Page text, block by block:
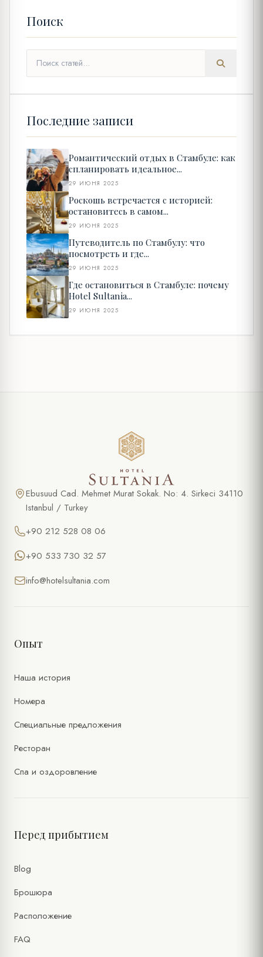
Поиск
Последние записи
Романтический отдых в Стамбуле: как
спланировать идеальное...
29 ИЮНЯ 2025
Роскошь встречается с историей:
остановитесь в самом...
29 ИЮНЯ 2025
Путеводитель по Стамбулу: что
посмотреть и где...
29 ИЮНЯ 2025
Где остановиться в Стамбуле: почему
Hotel Sultania...
29 ИЮНЯ 2025
Ebusuud Cad. Mehmet Murat Sokak. No: 4. Sirkeci 34110
Istanbul / Turkey
+90 212 528 08 06
+90 533 730 32 57
info@hotelsultania.com
Опыт
Наша история
Номера
Специальные предложения
Ресторан
Спа и оздоровление
Перед прибытием
Blog
Брошюра
Расположение
FAQ